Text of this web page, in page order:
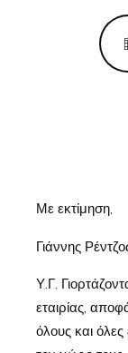
Με εκτίμηση,
Γιάννης
Υ.Γ.
εταιρίας,
όλους και